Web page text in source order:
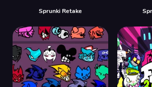
Sprunki Retake